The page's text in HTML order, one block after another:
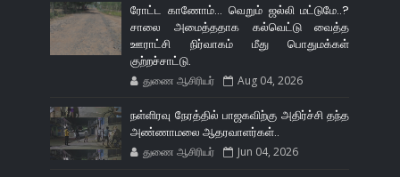
ரோட்ட காணோம்... வெறும் ஜல்லி மட்டுமே..?
சாலை அமைத்ததாக கல்வெட்டு வைத்த
ஊராட்சி நிர்வாகம் மீது பொதுமக்கள்
குற்றச்சாட்டு.
துணை ஆசிரியர் Aug 04, 2026
நள்ளிரவு நேரத்தில் பாஜகவிற்கு அதிர்ச்சி தந்த
அண்ணாமலை ஆதரவாளர்கள்..
துணை ஆசிரியர் Jun 04, 2026